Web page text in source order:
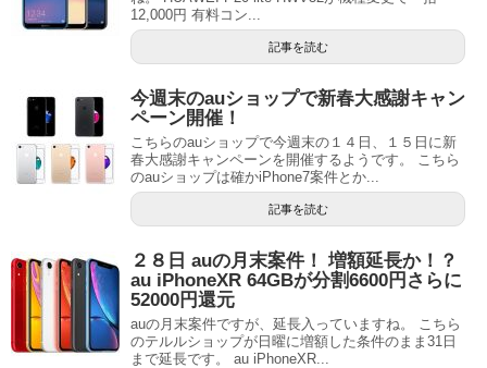
12,000円 有料コン...
記事を読む
今週末のauショップで新春大感謝キャン
ペーン開催！
こちらのauショップで今週末の１４日、１５日に新
春大感謝キャンペーンを開催するようです。 こちら
のauショップは確かiPhone7案件とか...
記事を読む
２８日 auの月末案件！ 増額延長か！？
au iPhoneXR 64GBが分割6600円さらに
52000円還元
auの月末案件ですが、延長入っていますね。 こちら
のテルルショップが日曜に増額した条件のまま31日
まで延長です。 au iPhoneXR...